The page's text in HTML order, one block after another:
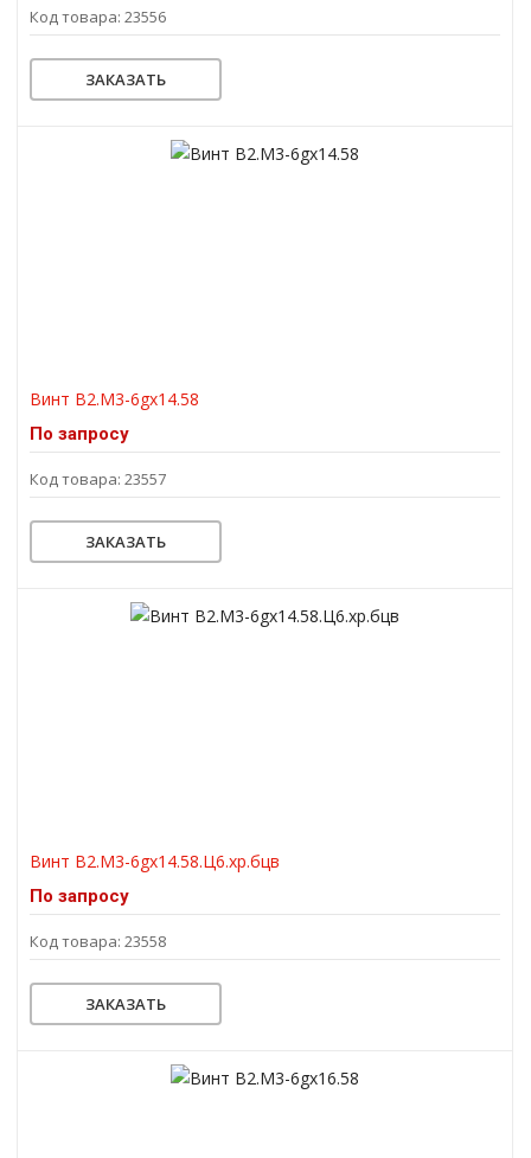
Код товара: 23556
ЗАКАЗАТЬ
Винт В2.М3-6gх14.58
По запросу
Код товара: 23557
ЗАКАЗАТЬ
Винт В2.М3-6gх14.58.Ц6.хр.бцв
По запросу
Код товара: 23558
ЗАКАЗАТЬ